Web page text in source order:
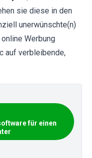
sie diese in den
unerwünschte(n)
Werbung
auf verbleibende,
für einen